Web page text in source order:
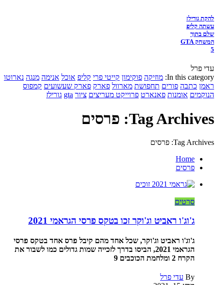
להקת גורילז
עשתה קליפ
שלם בתוך
המשחק GTA
5
עדי פרל
In this category: מוזיקה פוקימון קייטי פרי קליפ אוכל אנימה מנגה נארוטו
ראמן כתבה פורים תחפושת מארוול פארק פארק שעשועים קמפוס
הנוקמים אומנות פאנארט פרוייקט מעריצים ציור gta גורילז
Tag Archives: פרסים
Tag Archives: פרסים
Home
פרסים
סרטים
ג'וג'ו ראביט וג'וקר זכו בטקס פרסי הגראמי 2021
ג'וג'ו ראביט וג'וקר, שכל אחד מהם קיבל פרס אחד בטקס פרסי
הגראמי 2021, הביסו בדרך לזכייה שמות גדולים כמו לשבור את
הקרח 2 ומלחמת הכוכבים 9
By עדי פרל